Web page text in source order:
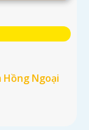
Hồng Ngoại